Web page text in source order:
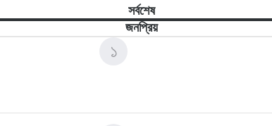
সর্বশেষ
জনপ্রিয়
১